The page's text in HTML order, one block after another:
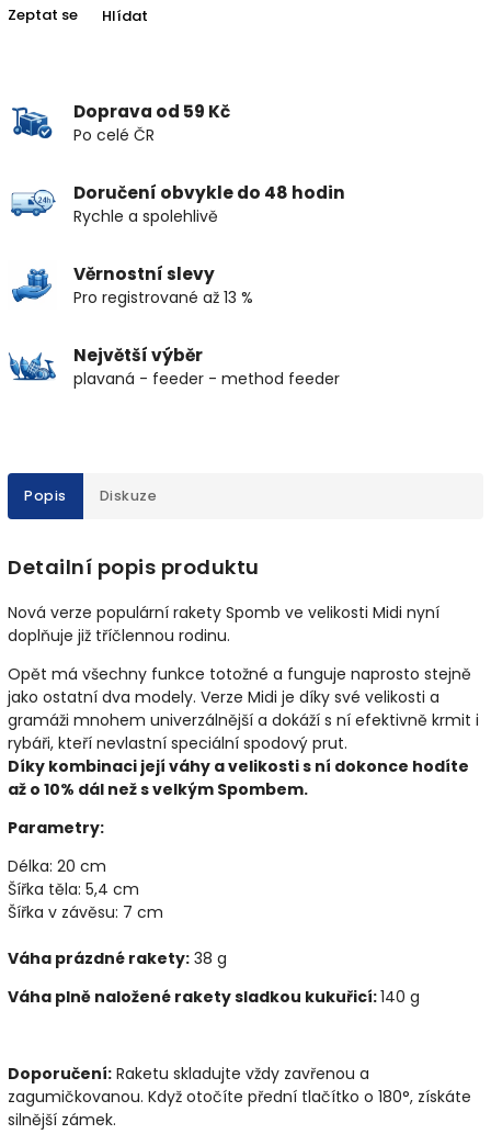
Zeptat se Hlídat
Doprava od 59 Kč
Po celé ČR
Doručení obvykle do 48 hodin
Rychle a spolehlivě
Věrnostní slevy
Pro registrované až 13 %
Největší výběr
plavaná - feeder - method feeder
Popis Diskuze
Detailní popis produktu
Nová verze populární rakety Spomb ve velikosti Midi nyní
doplňuje již tříčlennou rodinu.
Opět má všechny funkce totožné a funguje naprosto stejně
jako ostatní dva modely. Verze Midi je díky své velikosti a
gramáži mnohem univerzálnější a dokáží s ní efektivně krmit i
rybáři, kteří nevlastní speciální spodový prut.
Díky kombinaci její váhy a velikosti s ní dokonce hodíte
až o 10% dál než s velkým Spombem.
Parametry:
Délka: 20 cm
Šířka těla: 5,4 cm
Šířka v závěsu: 7 cm
Váha prázdné rakety: 38 g
Váha plně naložené rakety sladkou kukuřicí:140 g
Doporučení: Raketu skladujte vždy zavřenou a
zagumičkovanou. Když otočíte přední tlačítko o 180°, získáte
silnější zámek.